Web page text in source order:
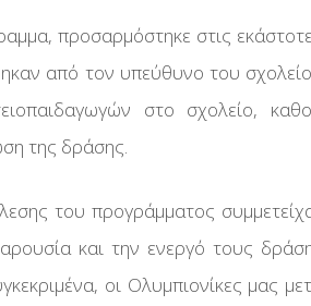
προσαρμόστηκε στις
από τον υπεύθυνο του
στο σχολείο,
της δράσης.
του προγράμματος
και την ενεργό τους
οι Ολυμπιονίκες μας
Με